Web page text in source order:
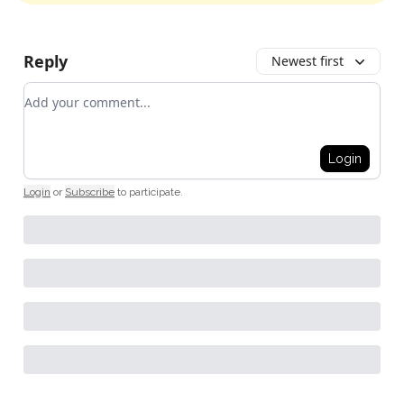
Reply Newest first
Add your comment
Login
Login or Subscribe to participate.